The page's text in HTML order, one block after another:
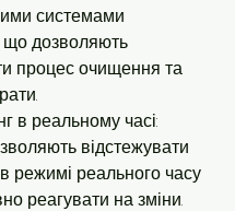
системами
що дозволяють
процес очищення та
відстежувати
режимі реального часу
реагувати на зміни.